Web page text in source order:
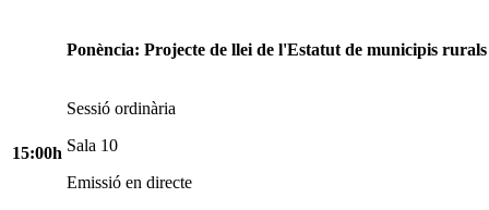
15:00h
Ponència: Projecte de llei de l'Estatut de municipis rurals
Sessió ordinària
Sala 10
Emissió en directe